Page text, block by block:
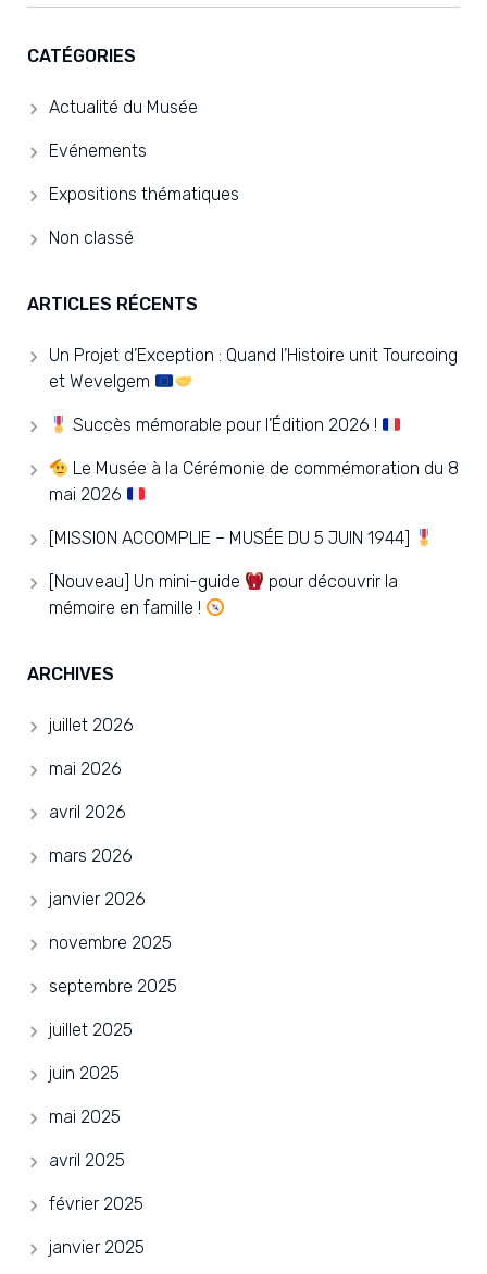
CATÉGORIES
Actualité du Musée
Evénements
Expositions thématiques
Non classé
ARTICLES RÉCENTS
Un Projet d’Exception : Quand l’Histoire unit Tourcoing
et Wevelgem
Succès mémorable pour l’Édition 2026 !
Le Musée à la Cérémonie de commémoration du 8
mai 2026
[MISSION ACCOMPLIE – MUSÉE DU 5 JUIN 1944]
[Nouveau] Un mini-guide
pour découvrir la
mémoire en famille !
ARCHIVES
juillet 2026
mai 2026
avril 2026
mars 2026
janvier 2026
novembre 2025
septembre 2025
juillet 2025
juin 2025
mai 2025
avril 2025
février 2025
janvier 2025